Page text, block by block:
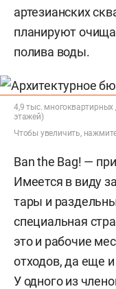
артезианских
планируют
полива воды.
4,9 тыс.
этажей)
Чтобы увеличить,
Ban the Bag! —
Имеется в виду
тары и
специальная
это и рабочие
отходов, да еще
У одного из